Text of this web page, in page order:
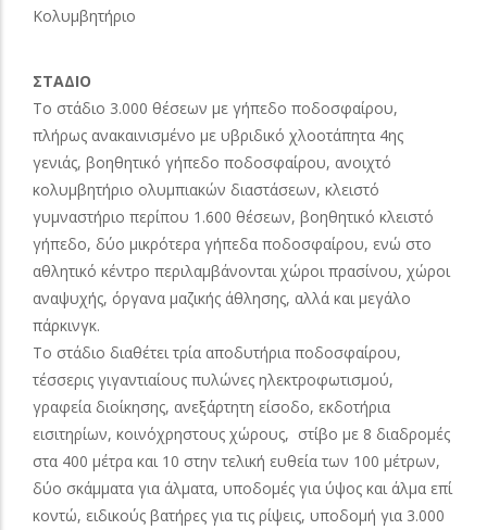
Κολυμβητήριο
ΣΤΑΔΙΟ
Το στάδιο 3.000 θέσεων με γήπεδο ποδοσφαίρου,
πλήρως ανακαινισμένο με υβριδικό χλοοτάπητα 4ης
γενιάς, βοηθητικό γήπεδο ποδοσφαίρου, ανοιχτό
κολυμβητήριο ολυμπιακών διαστάσεων, κλειστό
γυμναστήριο περίπου 1.600 θέσεων, βοηθητικό κλειστό
γήπεδο, δύο μικρότερα γήπεδα ποδοσφαίρου, ενώ στο
αθλητικό κέντρο περιλαμβάνονται χώροι πρασίνου, χώροι
αναψυχής, όργανα μαζικής άθλησης, αλλά και μεγάλο
πάρκινγκ.
Το στάδιο διαθέτει τρία αποδυτήρια ποδοσφαίρου,
τέσσερις γιγαντιαίους πυλώνες ηλεκτροφωτισμού,
γραφεία διοίκησης, ανεξάρτητη είσοδο, εκδοτήρια
εισιτηρίων, κοινόχρηστους χώρους, στίβο με 8 διαδρομές
στα 400 μέτρα και 10 στην τελική ευθεία των 100 μέτρων,
δύο σκάμματα για άλματα, υποδομές για ύψος και άλμα επί
κοντώ, ειδικούς βατήρες για τις ρίψεις, υποδομή για 3.000